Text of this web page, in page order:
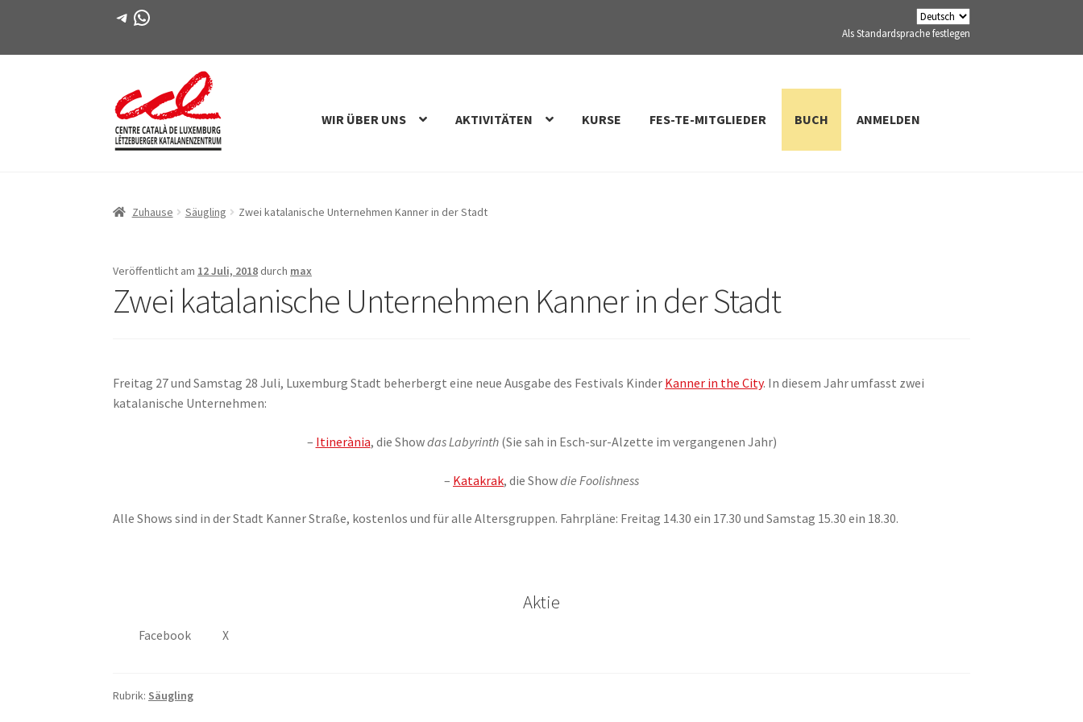
Telegramm
WhatsApp
Als Standardsprache festlegen
Direkt
zur
Zum
Inhalt
WIR ÜBER UNS AKTIVITÄTEN KURSE FES-TE-MITGLIEDER BUCH ANMELDEN
Zuhause Säugling Zwei katalanische Unternehmen Kanner in der Stadt
Veröffentlicht am 12 Juli, 2018 durch max
Zwei katalanische Unternehmen Kanner in der Stadt
Freitag 27 und Samstag 28 Juli, Luxemburg Stadt beherbergt eine neue Ausgabe des Festivals Kinder Kanner in the City. In diesem Jahr umfasst zwei
katalanische Unternehmen:
– Itinerània, die Showdas Labyrinth(Sie sah in Esch-sur-Alzette im vergangenen Jahr)
– Katakrak, die Showdie Foolishness
Alle Shows sind in der Stadt Kanner Straße, kostenlos und für alle Altersgruppen. Fahrpläne: Freitag 14.30 ein 17.30 und Samstag 15.30 ein 18.30.
Aktie
Facebook X
Rubrik: Säugling